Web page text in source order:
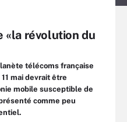
«la révolution du
télécoms française
mai devrait être
mobile susceptible de
comme peu